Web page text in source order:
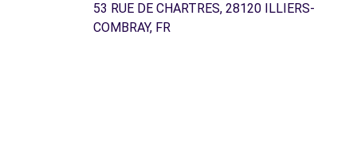
53 RUE DE CHARTRES, 28120 ILLIERS-
COMBRAY, FR